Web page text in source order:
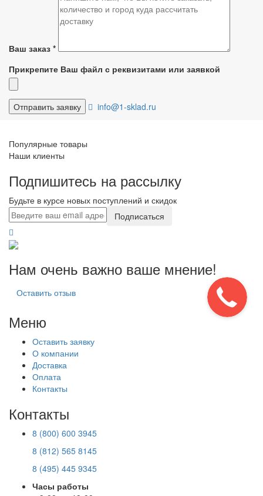
Ваш заказ *
Прикрепите Ваш файл с реквизитами или заявкой
info@1-sklad.ru
Популярные товары
Наши клиенты
Подпишитесь на рассылку
Будьте в курсе новых поступлений и скидок
Подписаться
Нам очень важно ваше мнение!
Оставить отзыв
Меню
Оставить заявку
О компании
Доставка
Оплата
Контакты
Контакты
8 (800) 600 3945
8 (812) 565 8145
8 (495) 445 9345
Часы работы